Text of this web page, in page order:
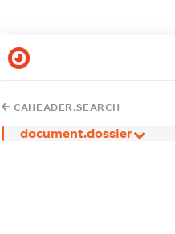
CAHEADER.SEARCH
document.dossier